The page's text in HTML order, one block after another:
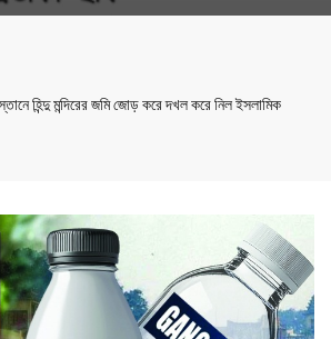
হিন্দু মন্দিরের জমি জোড় করে দখল করে নিল ইসলামিক